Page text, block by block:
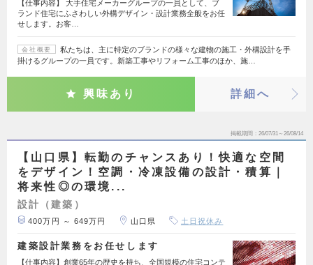
【仕事内容】 大手住宅メーカーグループの一員として、ブ
ランド住宅にふさわしい外構デザイン・設計業務全般をお任
せします。お客…
会社概要
私たちは、主に特定のブランドの様々な建物の施工・外構設計を手
掛けるグループの一員です。新築工事やリフォーム工事のほか、施…
興味あり 詳細へ
掲載期間 26/07/31～26/08/14
【山口県】転勤のチャンスあり！快適な空間
をデザイン！空調・冷凍設備の設計・積算｜
将来性◎の環境...
設計（建築）
400万円 ～ 649万円 山口県 土日祝休み
建築設計業務をお任せします
【仕事内容】創業65年の歴史を持ち、全国規模の住宅コンテ